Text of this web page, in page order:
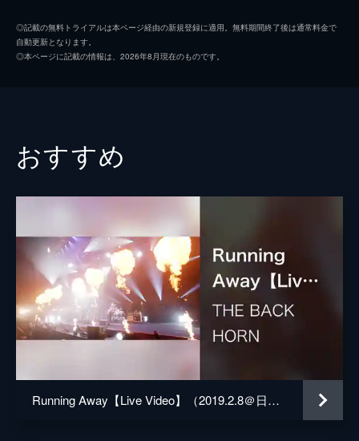
◎記載の無料トライアルは本ページ経由の新規登録に適用。無料期間終了後は通常料金で
自動更新となります。
◎本ページに記載の情報は、2026年8月現在のものです。
おすすめ
Running Away【Live Video】（2019.2.8＠日本武道館）